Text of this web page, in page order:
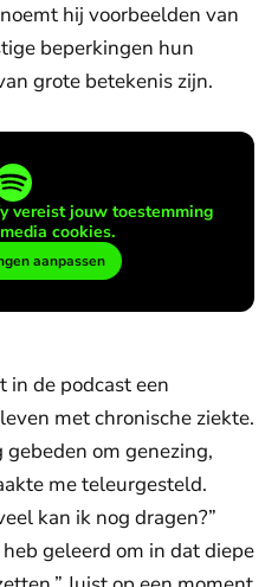
hij voorbeelden van
beperkingen hun
grote betekenis zijn.
vereist jouw toestemming
cookies.
aanpassen
in de podcast een
met chronische ziekte.
gebeden om genezing,
me teleurgesteld.
kan ik nog dragen?”
geleerd om in dat diepe